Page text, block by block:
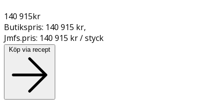
140 915kr
Butikspris: 140 915 kr,
Jmfs.pris: 140 915 kr / styck
Köp via recept